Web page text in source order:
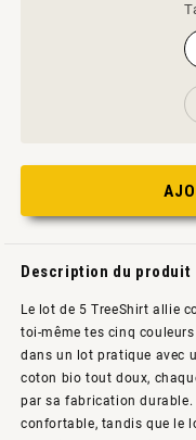
Description du produit
Le lot de 5 TreeShirt allie
toi-même tes cinq
dans un lot pratique avec
coton bio tout doux,
par sa fabrication durable.
confortable, tandis que le